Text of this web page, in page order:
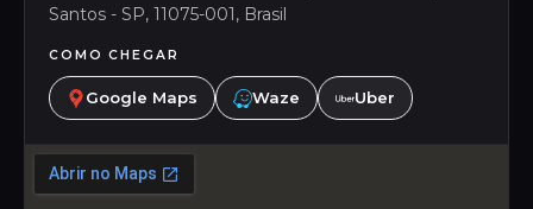
Santos - SP, 11075-001, Brasil
COMO CHEGAR
Google Maps Waze Uber